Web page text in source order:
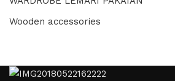
Wooden accessories